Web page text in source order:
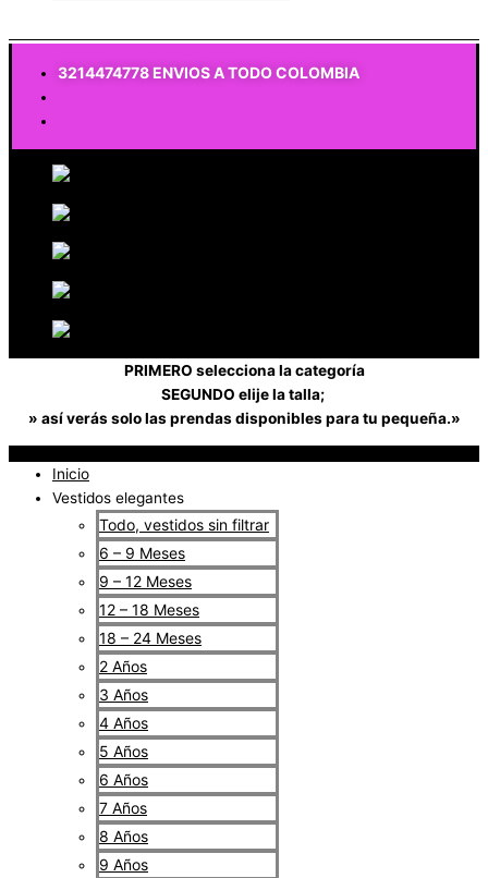
3214474778 ENVIOS A TODO COLOMBIA
PRIMERO selecciona la categoría
SEGUNDO elije la talla;
» así verás solo las prendas disponibles para tu pequeña.»
Inicio
Vestidos elegantes
Todo, vestidos sin filtrar
6 – 9 Meses
9 – 12 Meses
12 – 18 Meses
18 – 24 Meses
2 Años
3 Años
4 Años
5 Años
6 Años
7 Años
8 Años
9 Años